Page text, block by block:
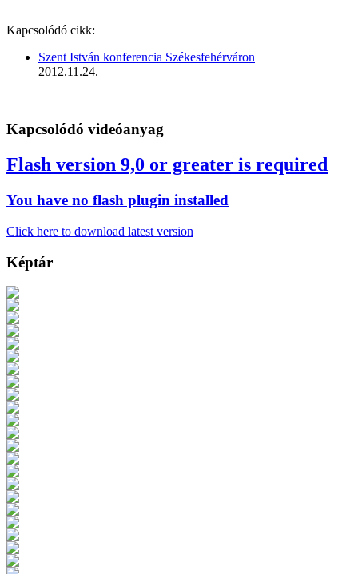
Kapcsolódó cikk:
Szent István konferencia Székesfehérváron
2012.11.24.
Kapcsolódó videóanyag
Flash version 9,0 or greater is required
You have no flash plugin installed
Click here to download latest version
Képtár